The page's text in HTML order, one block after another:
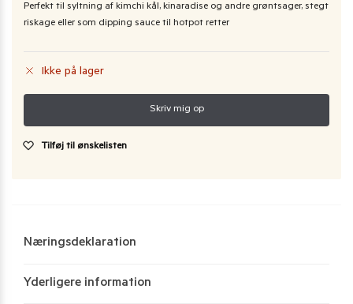
Perfekt til syltning af kimchi kål, kinaradise og andre grøntsager, stegt
riskage eller som dipping sauce til hotpot retter
Ikke på lager
Tilføj til ønskelisten
Næringsdeklaration
Yderligere information